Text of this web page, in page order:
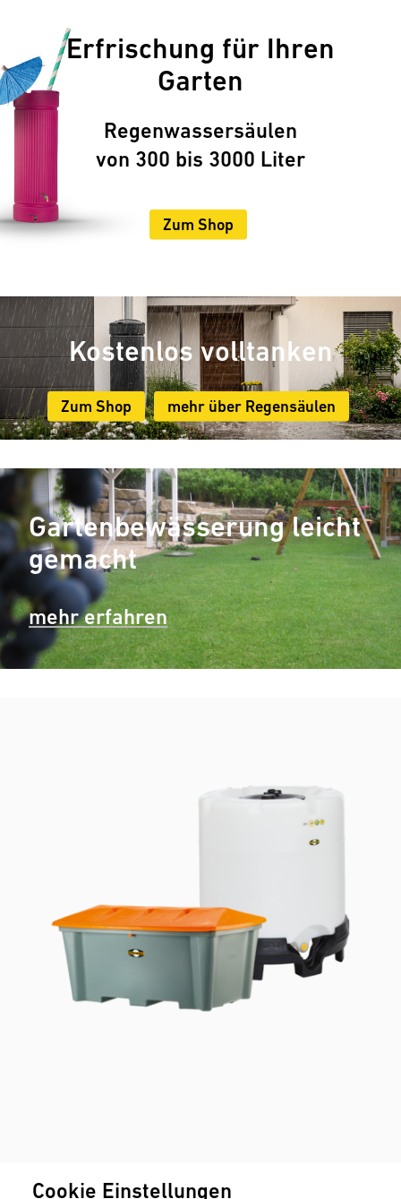
Erfrischung für Ihren
Garten
Regenwassersäulen
von 300 bis 3000 Liter
Zum Shop
Kostenlos volltanken
Zum Shop mehr über Regensäulen
Gartenbewässerung leicht
gemacht
mehr erfahren
Kunststoffbehälter
Cookie Einstellungen